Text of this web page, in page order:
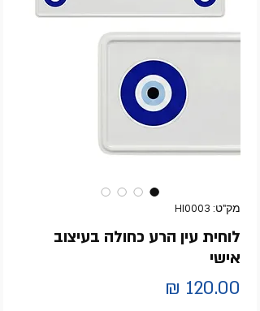
מק"ט: HI0003
לוחית עין הרע כחולה בעיצוב
אישי